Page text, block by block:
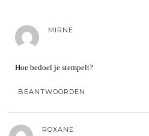
MIRNE
Hoe bedoel je stempelt?
BEANTWOORDEN
ROXANE